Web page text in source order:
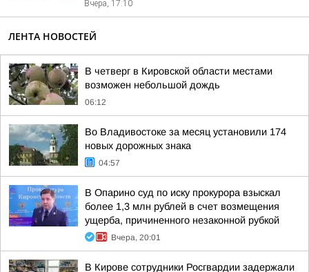
Вчера, 17:10
ЛЕНТА НОВОСТЕЙ
В четверг в Кировской области местами
возможен небольшой дождь
06:12
Во Владивостоке за месяц установили 174
новых дорожных знака
04:57
В Опарино суд по иску прокурора взыскал
более 1,3 млн рублей в счет возмещения
ущерба, причиненного незаконной рубкой
Вчера, 20:01
В Кирове сотрудники Росгвардии задержали